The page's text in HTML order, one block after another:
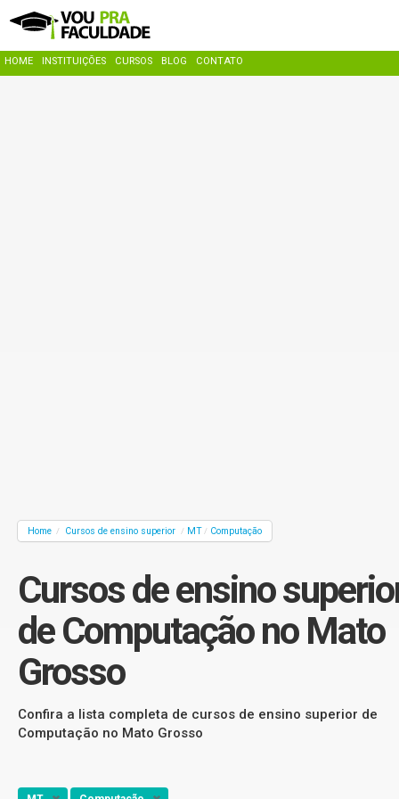
HOME INSTITUIÇÕES CURSOS BLOG CONTATO
Home / Cursos de ensino superior / MT / Computação
Cursos de ensino
de Computação no Mato
Grosso
Confira a lista completa de cursos de ensino superior de
Computação no Mato Grosso